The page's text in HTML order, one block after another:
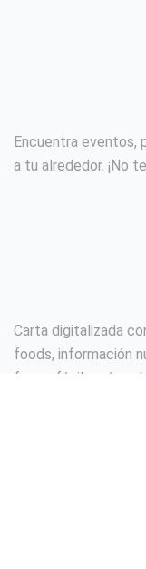
Encuentra eventos,
a tu alrededor. ¡No
Carta digitalizada
foods, información
forma fácil y